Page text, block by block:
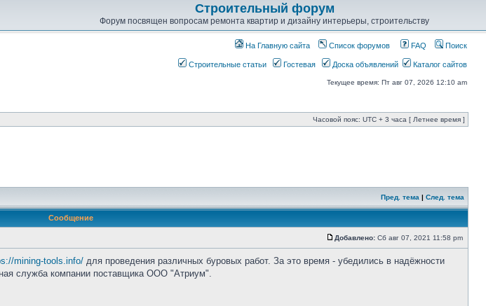
Строительный форум
Форум посвящен вопросам ремонта квартир и дизайну интерьеры, строительству
На Главную сайта Список форумов FAQ Поиск
Строительные статьи Гостевая Доска объявлений Каталог сайтов
Текущее время: Пт авг 07, 2026 12:10 am
Часовой пояс: UTC + 3 часа [ Летнее время ]
Пред. тема | След. тема
Сообщение
Добавлено: Сб авг 07, 2021 11:58 pm
mining-tools.info/ для проведения различных буровых работ. За это время - убедились в надёжности
служба компании поставщика ООО "Атриум".